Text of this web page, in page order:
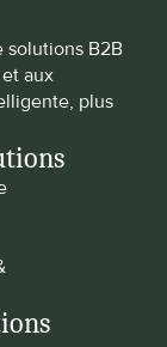
solutions B2B
aux
plus